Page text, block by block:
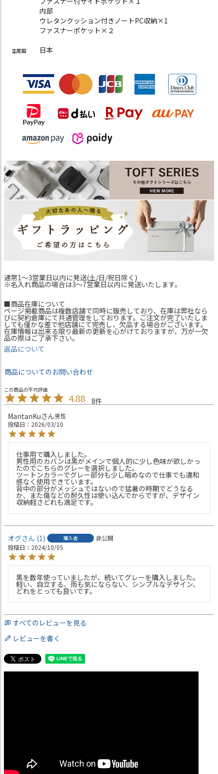
内部
ウレタンクッション付きノートPC収納×1
ファスナーポケット×２
生産国 日本
通常1～3営業日以内に発送(土/日/祝日除く)
※名入れ商品の場合は3～7営業日以内に発送いたします。
■商品在庫について
ページ掲載商品は複数店舗で同時に販売しており、在庫は弊社なら
びに契約倉庫にて共通管理をしております。ご注文が完了いたしま
しても僅かな差で他店舗にて完売し、欠品する場合がございます。
在庫情報は出来る限り最新の更新を心がけておりますが、万が一欠
品の際はご了承下さい。
返品について
商品についてのお問い合わせ
4.88
8
MantanKu
男性
投稿日
2026/03/10
仕事用で購入しました。
男性用のカバンは黒がメインで個人的に少し色味が欲しかっ
たのでこちらのグレーを選択しました。
ツートンカラーでグレー部分も少し暗めなので仕事でも違和
感なく使用できています。
背中の部分がメッシュではないので猛暑の時期でどうなる
か、また傷などの耐久性は使い込んでからですが、デザイン
収納軽さどれも満足です。
オグ 1 購入者
非公開
投稿日
2024/10/05
黒を数年使っていましたが、続いてグレーを購入しました。
軽い、自立する、雨も気にならない、シンプルなデザイン、
どれをとっても良いです。
すべてのレビューを見る
レビューを書く